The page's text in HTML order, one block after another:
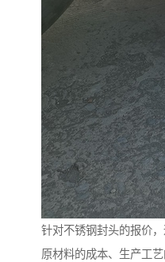
针对不锈钢封头的报价
原材料的成本、生产工